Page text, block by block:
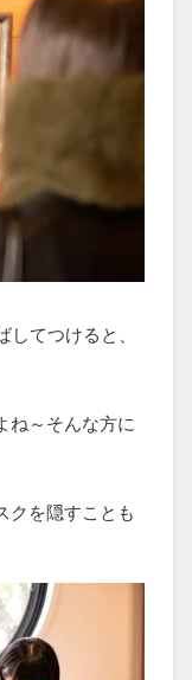
てつけると、
ね～そんな方に
クを隠すことも